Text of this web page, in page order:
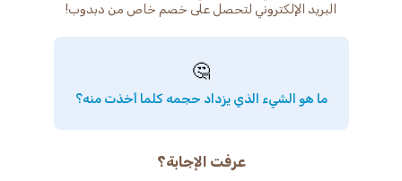
البريد الإلكتروني لتحصل على خصم خاص من دبدوب!
🤔
ما هو الشيء الذي يزداد حجمه كلما أخذت منه؟
عرفت الإجابة؟